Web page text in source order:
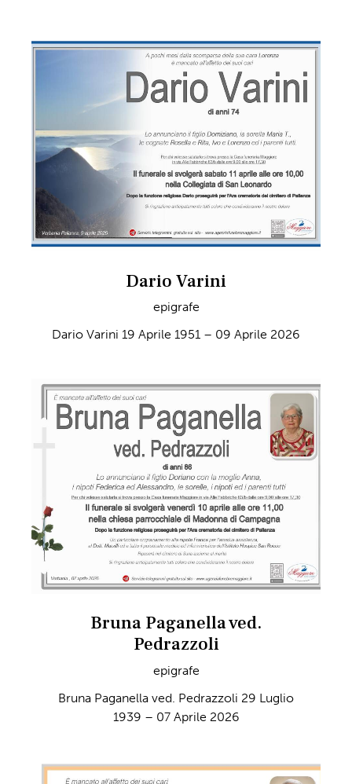
Dario Varini
epigrafe
Dario Varini 19 Aprile 1951 – 09 Aprile 2026
Bruna Paganella ved.
Pedrazzoli
epigrafe
Bruna Paganella ved. Pedrazzoli 29 Luglio
1939 – 07 Aprile 2026